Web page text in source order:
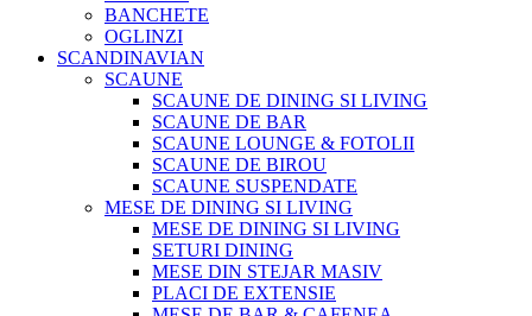
BANCHETE
OGLINZI
SCANDINAVIAN
SCAUNE
SCAUNE DE DINING SI LIVING
SCAUNE DE BAR
SCAUNE LOUNGE & FOTOLII
SCAUNE DE BIROU
SCAUNE SUSPENDATE
MESE DE DINING SI LIVING
MESE DE DINING SI LIVING
SETURI DINING
MESE DIN STEJAR MASIV
PLACI DE EXTENSIE